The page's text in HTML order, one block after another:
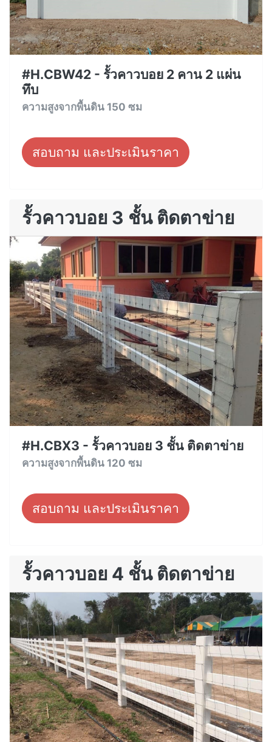
#H.CBW42 - รั้วคาวบอย 2 คาน 2 แผ่น
ทึบ
ความสูงจากพื้นดิน 150 ซม
สอบถาม และประเมินราคา
รั้วคาวบอย 3 ชั้น ติดตาข่าย
#H.CBX3 - รั้วคาวบอย 3 ชั้น ติดตาข่าย
ความสูงจากพื้นดิน 120 ซม
สอบถาม และประเมินราคา
รั้วคาวบอย 4 ชั้น ติดตาข่าย